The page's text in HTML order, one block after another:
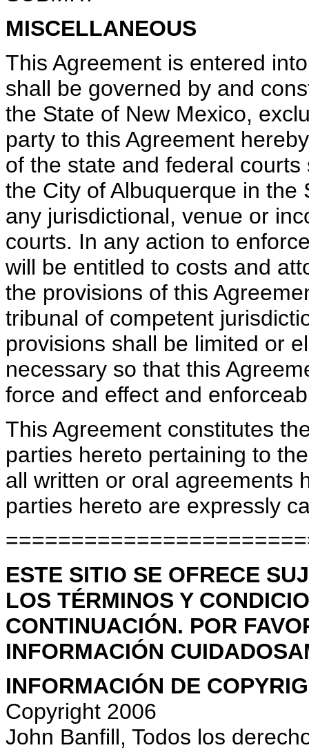
MISCELLANEOUS
This Agreement is entered
shall be governed by and
the State of New Mexico,
party to this Agreement
of the state and federal
the City of Albuquerque in
any jurisdictional, venue or
courts. In any action to
will be entitled to costs and
the provisions of this
tribunal of competent
provisions shall be limited or
necessary so that this
force and effect and
This Agreement constitutes
parties hereto pertaining to
all written or oral agreements
parties hereto are expressly
ESTE SITIO SE OFRECE
LOS TÉRMINOS Y
CONTINUACIÓN. POR
INFORMACIÓN
INFORMACIÓN DE
Copyright 2006
John Banfill, Todos los